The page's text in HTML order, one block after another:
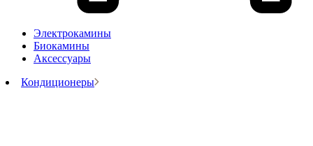
Электрокамины
Биокамины
Аксессуары
Кондиционеры